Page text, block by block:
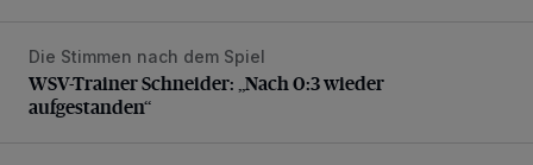
WSV-Trainer Schneider: „Nach 0:3 wieder aufgestanden“
Die Stimmen nach dem Spiel
WSV-Trainer Schneider: „Nach 0:3 wieder
aufgestanden“